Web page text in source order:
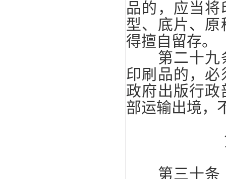
品的，应当
型、底片、
得擅自留存。
第二十九
印刷品的，
政府出版行
部运输出境，
第三十条